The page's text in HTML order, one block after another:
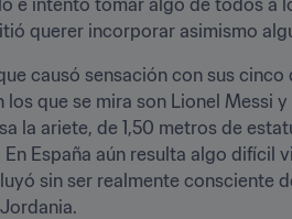
querer incorporar asimismo
causó sensación con sus
los que se mira son Lionel
la ariete, de 1,50 metros de
España aún resulta algo
sin ser realmente consciente